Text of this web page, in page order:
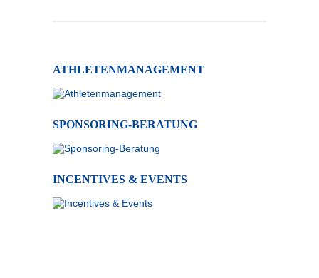
ATHLETENMANAGEMENT
SPONSORING-BERATUNG
INCENTIVES & EVENTS